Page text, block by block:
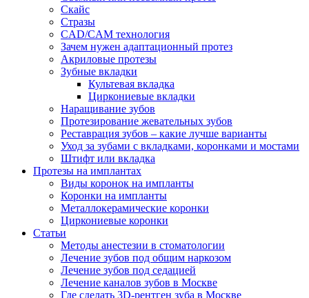
Скайс
Стразы
CAD/CAM технология
Зачем нужен адаптационный протез
Акриловые протезы
Зубные вкладки
Культевая вкладка
Циркониевые вкладки
Наращивание зубов
Протезирование жевательных зубов
Реставрация зубов – какие лучше варианты
Уход за зубами с вкладками, коронками и мостами
Штифт или вкладка
Протезы на имплантах
Виды коронок на импланты
Коронки на импланты
Металлокерамические коронки
Циркониевые коронки
Статьи
Методы анестезии в стоматологии
Лечение зубов под общим наркозом
Лечение зубов под седацией
Лечение каналов зубов в Москве
Где сделать 3D-рентген зуба в Москве